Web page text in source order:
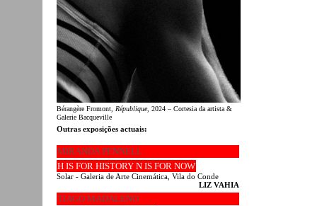
Bérangère Fromont, République, 2024 – Cortesia da artista &
Galerie Bacqueville
Outras exposições actuais:
MIRANDA PENNELL
H IS FOR HISTORY N IS FOR NOW
Solar - Galeria de Arte Cinemática, Vila do Conde
LIZ VAHIA
TIAGO MADALENO